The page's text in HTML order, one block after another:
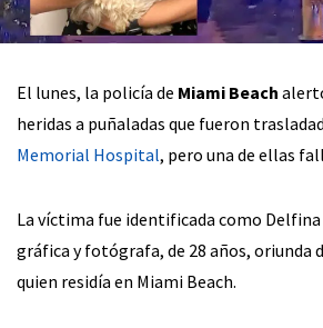
El lunes, la policía de Miami Beach
heridas a puñaladas que fueron
Memorial Hospital, pero una de ellas
La víctima fue identificada como Delfina
gráfica y fotógrafa, de 28 años, oriunda
quien residía en Miami Beach.